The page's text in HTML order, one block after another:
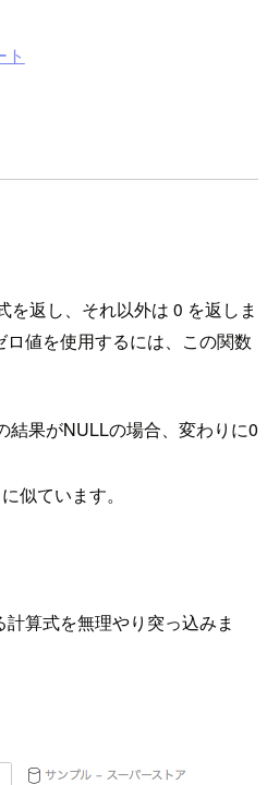
を返し、それ以外は 0 を返しま
値を使用するには、この関数
結果がNULLの場合、変わりに0
似ています。
算式を無理やり突っ込みま